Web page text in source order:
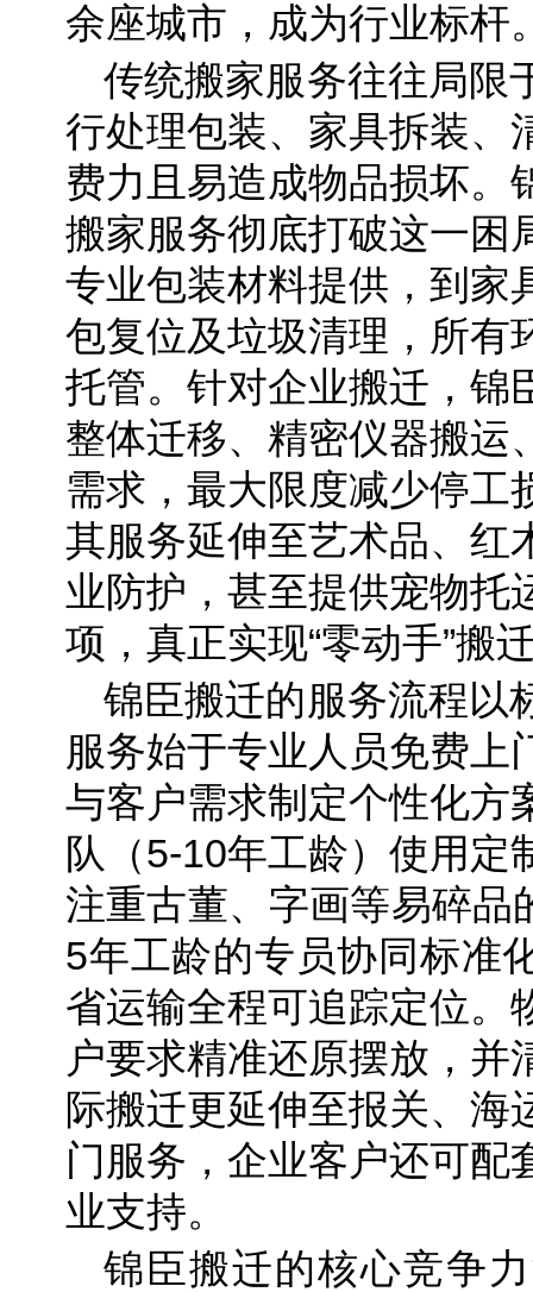
余座城市，成为行业标杆
传统搬家服务往往局限
行处理包装、家具拆装、
费力且易造成物品损坏。
搬家服务彻底打破这一困
专业包装材料提供，到家
包复位及垃圾清理，所有
托管。针对企业搬迁，锦
整体迁移、精密仪器搬运
需求，最大限度减少停工
其服务延伸至艺术品、红
业防护，甚至提供宠物托
项，真正实现“零动手”搬
锦臣搬迁的服务流程以
服务始于专业人员免费上
与客户需求制定个性化方
队（5-10年工龄）使用定
注重古董、字画等易碎品
5年工龄的专员协同标准
省运输全程可追踪定位。
户要求精准还原摆放，并
际搬迁更延伸至报关、海
门服务，企业客户还可配
业支持。
锦臣搬迁的核心竞争